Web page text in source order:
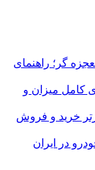
گر؛ راهنمای
کامل میزان و
خرید و فروش
در ایران